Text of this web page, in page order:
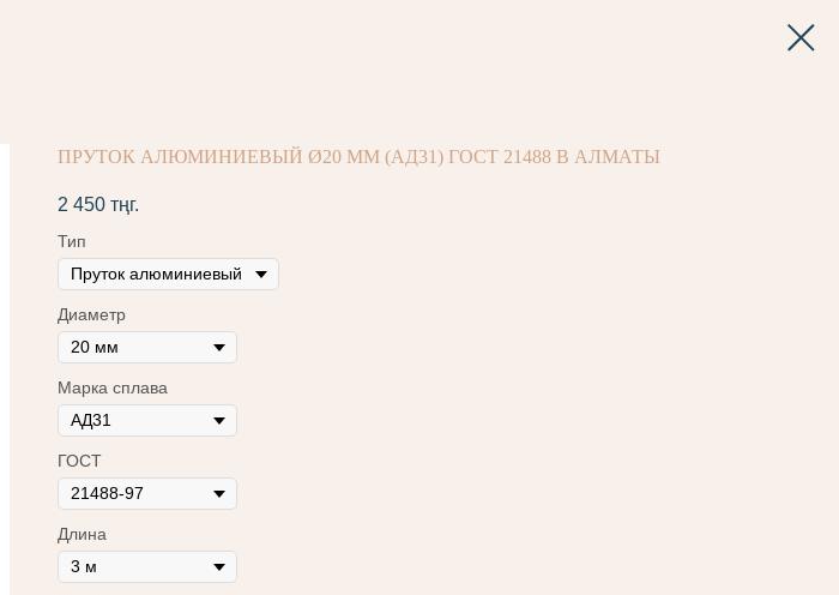
ПРУТОК АЛЮМИНИЕВЫЙ Ø20 ММ (АД31) ГОСТ 21488 В АЛМАТЫ
2 450 тңг.
Тип
Диаметр
Марка сплава
ГОСТ
Длина